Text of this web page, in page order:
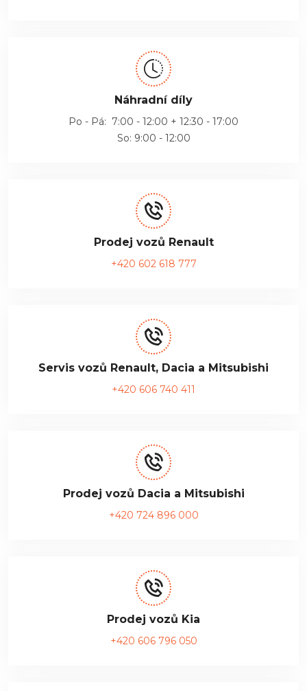
Náhradní díly
Po - Pá: 7:00 - 12:00 + 12:30 - 17:00
So: 9:00 - 12:00
Prodej vozů Renault
+420 602 618 777
Servis vozů Renault, Dacia a Mitsubishi
+420 606 740 411
Prodej vozů Dacia a Mitsubishi
+420 724 896 000
Prodej vozů Kia
+420 606 796 050